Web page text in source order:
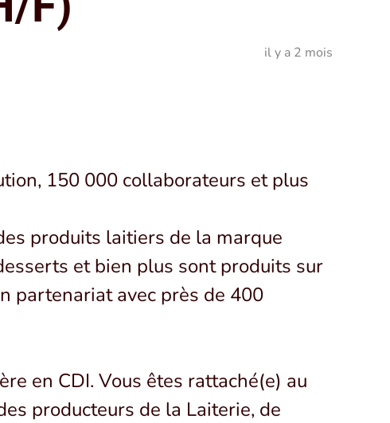
il y a 2 mois
150 000 collaborateurs et plus
produits laitiers de la marque
et bien plus sont produits sur
partenariat avec près de 400
en CDI. Vous êtes rattaché(e) au
producteurs de la Laiterie, de